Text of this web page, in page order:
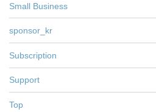
Small Business
sponsor_kr
Subscription
Support
Top